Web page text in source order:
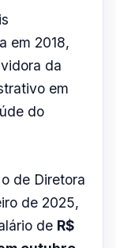
25 de
Unidade
era
era o